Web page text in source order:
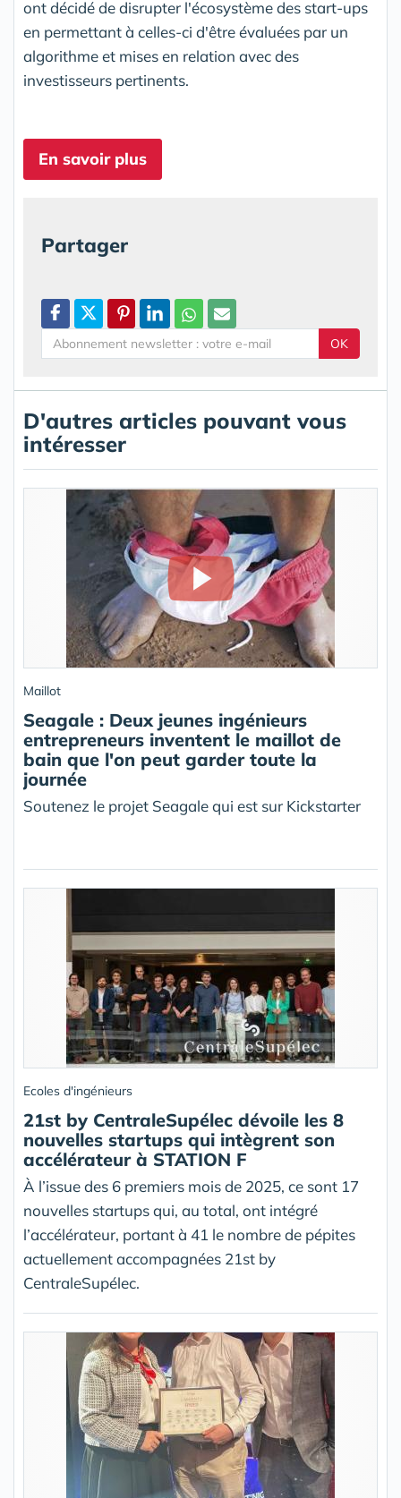
ont décidé de disrupter l'écosystème des start-ups
en permettant à celles-ci d'être évaluées par un
algorithme et mises en relation avec des
investisseurs pertinents.
En savoir plus
Partager
OK
D'autres articles pouvant vous
intéresser
Maillot
Seagale : Deux jeunes ingénieurs
entrepreneurs inventent le maillot de
bain que l'on peut garder toute la
journée
Soutenez le projet Seagale qui est sur Kickstarter
Ecoles d'ingénieurs
21st by CentraleSupélec dévoile les 8
nouvelles startups qui intègrent son
accélérateur à STATION F
À l’issue des 6 premiers mois de 2025, ce sont 17
nouvelles startups qui, au total, ont intégré
l’accélérateur, portant à 41 le nombre de pépites
actuellement accompagnées 21st by
CentraleSupélec.